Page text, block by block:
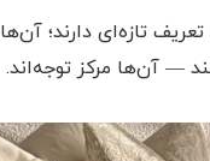
تازه‌ای دارند؛
— آن‌ها مرکز توجه‌اند.